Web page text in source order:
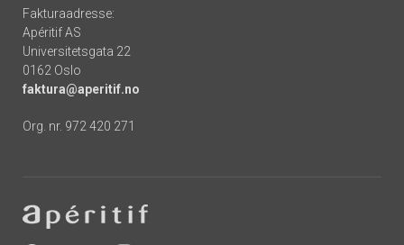
Fakturaadresse:
Apéritif AS
Universitetsgata 22
0162 Oslo
faktura@aperitif.no
Org. nr. 972 420 271
-